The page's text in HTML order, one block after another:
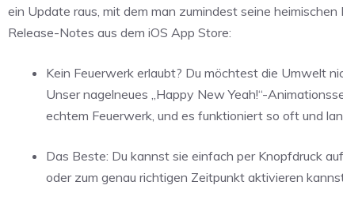
ein Update raus, mit dem man zumindest seine
Release-Notes aus dem iOS App Store:
Kein Feuerwerk erlaubt? Du möchtest die Umwelt
Unser nagelneues „Happy New Yeah!“-
echtem Feuerwerk, und es funktioniert so oft und
Das Beste: Du kannst sie einfach per Knopfdruck
oder zum genau richtigen Zeitpunkt aktivieren